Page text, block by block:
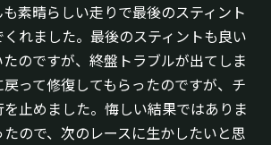
素晴らしい走りで最後のスティント
れました。最後のスティントも良い
のですが、終盤トラブルが出てしま
って修復してもらったのですが、チ
止めました。悔しい結果ではありま
ので、次のレースに生かしたいと思